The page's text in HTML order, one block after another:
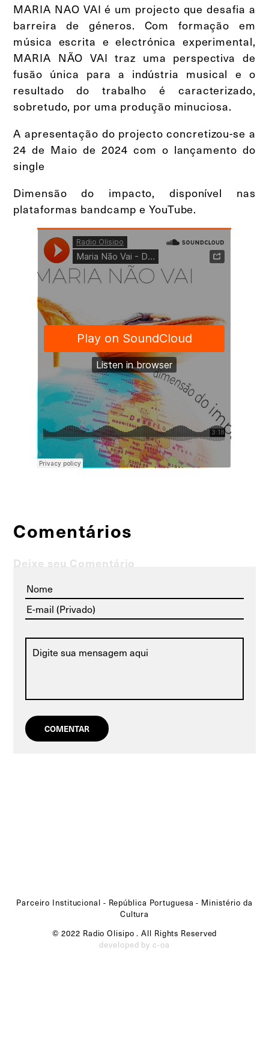
MARIA NAO VAI é um projecto que desafia a
barreira de géneros. Com formação em
música escrita e electrónica experimental,
MARIA NÃO VAI traz uma perspectiva de
fusão única para a indústria musical e o
resultado do trabalho é caracterizado,
sobretudo, por uma produção minuciosa.
A apresentação do projecto concretizou-se a
24 de Maio de 2024 com o lançamento do
single
Dimensão do impacto, disponível nas
plataformas bandcamp e YouTube.
Comentários
Deixe seu Comentário
Parceiro Institucional - República Portuguesa - Ministério da
Cultura
© 2022 Radio Olisipo . All Rights Reserved
developed by c-oa